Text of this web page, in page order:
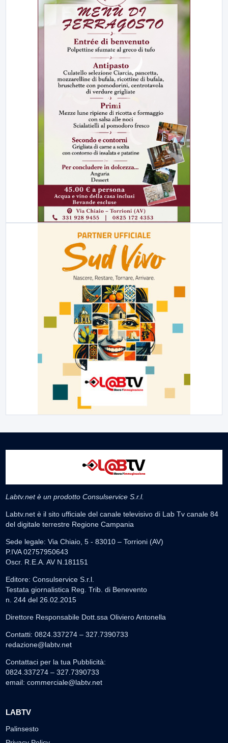
Labtv.net è un prodotto Consulservice S.r.l.
Labtv.net è il sito ufficiale del canale televisivo di Lab Tv canale 84
del digitale terrestre Regione Campania
Sede legale: Via Chiaio, 5 - 83010 – Torrioni (AV)
P.IVA 02757950643
Oscr. R.E.A. AV N.181151
Editore: Consulservice S.r.l.
Testata giornalistica Reg. Trib. di Benevento
n. 244 del 26.02.2015
Direttore Responsabile Dott.ssa Oliviero Antonella
Contatti: 0824.337274 – 327.7390733
redazione@labtv.net
Contattaci per la tua Pubblicità:
0824.337274 – 327.7390733
email: commerciale@labtv.net
LABTV
Palinsesto